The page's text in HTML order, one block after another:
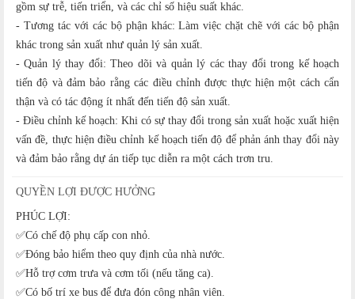
gồm sự trễ, tiến triển, và các chỉ số hiệu suất khác.
- Tương tác với các bộ phận khác: Làm việc chặt chẽ với các bộ phận
khác trong sản xuất như quản lý sản xuất.
- Quản lý thay đổi: Theo dõi và quản lý các thay đổi trong kế hoạch
tiến độ và đảm bảo rằng các điều chỉnh được thực hiện một cách cẩn
thận và có tác động ít nhất đến tiến độ sản xuất.
- Điều chỉnh kế hoạch: Khi có sự thay đổi trong sản xuất hoặc xuất hiện
vấn đề, thực hiện điều chỉnh kế hoạch tiến độ để phản ánh thay đổi này
và đảm bảo rằng dự án tiếp tục diễn ra một cách trơn tru.
QUYỀN LỢI ĐƯỢC HƯỞNG
PHÚC LỢI:
✅️Có chế độ phụ cấp con nhỏ.
✅️Đóng bảo hiểm theo quy định của nhà nước.
✅️Hỗ trợ cơm trưa và cơm tối (nếu tăng ca).
✅️Có bố trí xe bus để đưa đón công nhân viên.